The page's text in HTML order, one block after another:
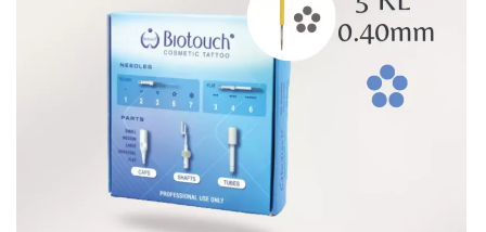
¿Has olvidado tu contraseña?
Iniciar sesión
Crear una cuenta